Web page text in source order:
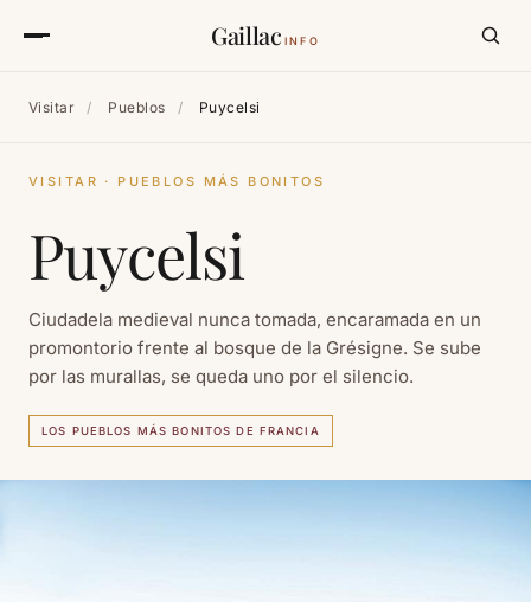
Gaillac INFO
Visitar / Pueblos / Puycelsi
VISITAR · PUEBLOS MÁS BONITOS
Puycelsi
Ciudadela medieval nunca tomada, encaramada en un
promontorio frente al bosque de la Grésigne. Se sube
por las murallas, se queda uno por el silencio.
LOS PUEBLOS MÁS BONITOS DE FRANCIA